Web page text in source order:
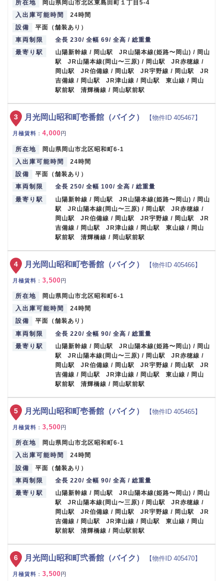
所在地
岡山県岡山市北区東島田町１丁目5-4
入出庫可能時間
24時間
設備
平面（舗装あり）
車両制限
全長 230/ 全幅 69/ 全高 / 総重量
最寄り駅
山陽新幹線 / 岡山駅 JR山陽本線(姫路〜岡山) / 岡山
駅 JR山陽本線(岡山〜三原) / 岡山駅 JR赤穂線 /
岡山駅 JR伯備線 / 岡山駅 JR宇野線 / 岡山駅 JR
吉備線 / 岡山駅 JR津山線 / 岡山駅 東山線 / 岡山
駅前駅 清輝橋線 / 岡山駅前駅
月光岡山昭和町壱番館（バイク） 【物件ID 405467】
月極賃料 ： 4,000 円
所在地
岡山県岡山市北区昭和町6-1
入出庫可能時間
24時間
設備
平面（舗装あり）
車両制限
全長 250/ 全幅 100/ 全高 / 総重量
最寄り駅
山陽新幹線 / 岡山駅 JR山陽本線(姫路〜岡山) / 岡山
駅 JR山陽本線(岡山〜三原) / 岡山駅 JR赤穂線 /
岡山駅 JR伯備線 / 岡山駅 JR宇野線 / 岡山駅 JR
吉備線 / 岡山駅 JR津山線 / 岡山駅 東山線 / 岡山
駅前駅 清輝橋線 / 岡山駅前駅
3
月光岡山昭和町壱番館（バイク） 【物件ID 405466】
月極賃料 ： 3,500円
所在地
岡山県岡山市北区昭和町6-1
入出庫可能時間
24時間
設備
平面（舗装あり）
車両制限
全長 220/ 全幅 90/ 全高 / 総重量
最寄り駅
山陽新幹線 / 岡山駅 JR山陽本線(姫路〜岡山) / 岡山
駅 JR山陽本線(岡山〜三原) / 岡山駅 JR赤穂線 /
岡山駅 JR伯備線 / 岡山駅 JR宇野線 / 岡山駅 JR
吉備線 / 岡山駅 JR津山線 / 岡山駅 東山線 / 岡山
駅前駅 清輝橋線 / 岡山駅前駅
4
月光岡山昭和町壱番館（バイク） 【物件ID 405465】
月極賃料 ： 3,500円
所在地
岡山県岡山市北区昭和町6-1
入出庫可能時間
24時間
設備
平面（舗装あり）
車両制限
全長 220/ 全幅 90/ 全高 / 総重量
最寄り駅
山陽新幹線 / 岡山駅 JR山陽本線(姫路〜岡山) / 岡山
駅 JR山陽本線(岡山〜三原) / 岡山駅 JR赤穂線 /
岡山駅 JR伯備線 / 岡山駅 JR宇野線 / 岡山駅 JR
吉備線 / 岡山駅 JR津山線 / 岡山駅 東山線 / 岡山
駅前駅 清輝橋線 / 岡山駅前駅
5
月光岡山昭和町弐番館（バイク） 【物件ID 405470】
月極賃料 ： 3,500円
6